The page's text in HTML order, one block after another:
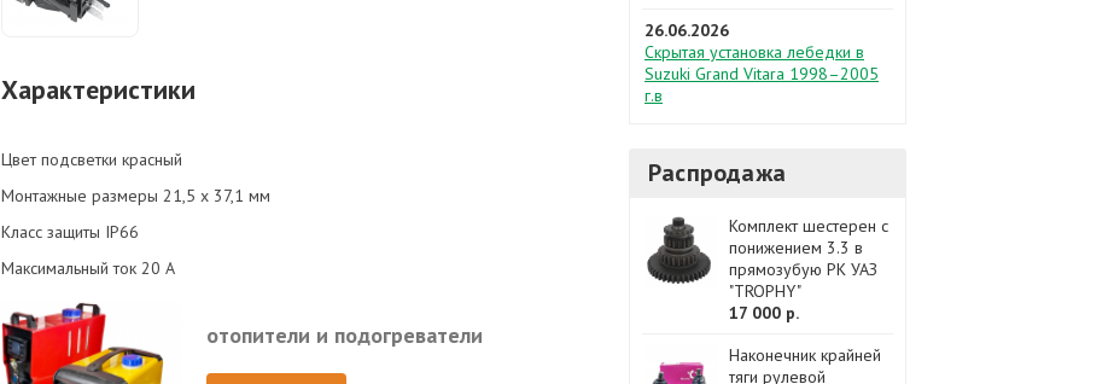
Характеристики
Цвет подсветки красный
Монтажные размеры 21,5 х 37,1 мм
Класс защиты IP66
Максимальный ток 20 А
отопители и подогреватели
26.06.2026
Скрытая установка лебедки в
Suzuki Grand Vitara 1998–2005
г.в
Распродажа
Комплект шестерен с
понижением 3.3 в
прямозубую РК УАЗ
"TROPHY"
17 000 р.
Наконечник крайней
тяги рулевой